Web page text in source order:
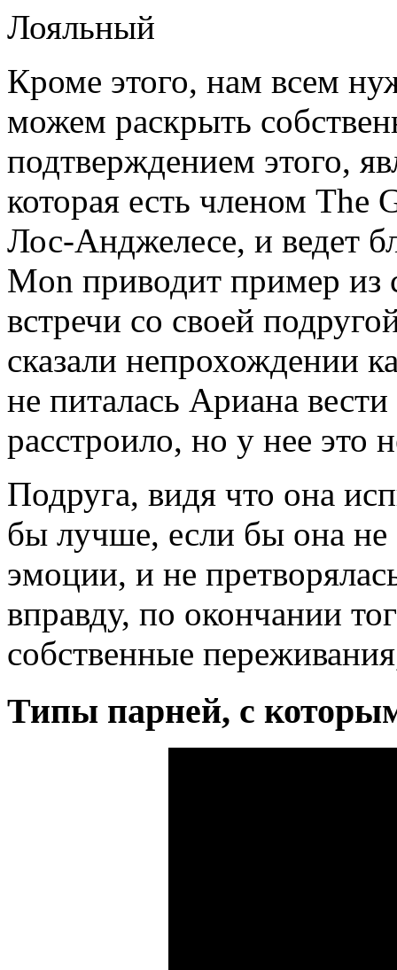
Лояльный
Кроме этого, нам всем
можем раскрыть
подтверждением этого,
которая есть членом The
Лос-Анджелесе, и ведет
Mon приводит пример из
встречи со своей
сказали непрохождении
не питалась Ариана
расстроило, но у нее это
Подруга, видя что она
бы лучше, если бы она не
эмоции, и не
вправду, по окончании
собственные
Типы парней, с